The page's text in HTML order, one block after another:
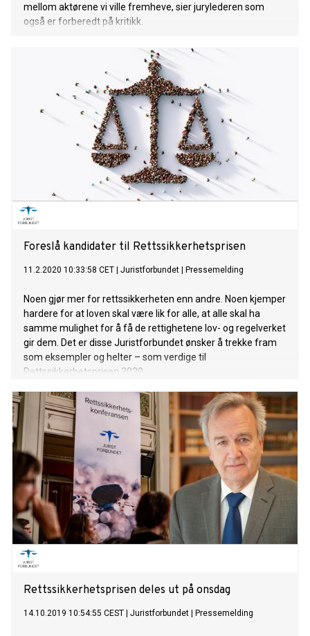
mellom aktørene vi ville fremheve, sier jurylederen som
også er forberedt på kritikk.
Foreslå kandidater til Rettssikkerhetsprisen
11.2.2020 10:33:58 CET Juristforbundet Pressemelding
Noen gjør mer for rettssikkerheten enn andre. Noen kjemper
hardere for at loven skal være lik for alle, at alle skal ha
samme mulighet for å få de rettighetene lov- og regelverket
gir dem. Det er disse Juristforbundet ønsker å trekke fram
som eksempler og helter – som verdige til
Rettssikkerhetsprisen 2020.
Rettssikkerhetsprisen deles ut på onsdag
14.10.2019 10:54:55 CEST Juristforbundet Pressemelding